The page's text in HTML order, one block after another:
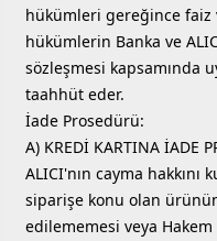
hükümleri gereğince
hükümlerin Banka ve
sözleşmesi kapsamında
taahhüt eder.
İade Prosedürü:
A) KREDİ KARTINA İADE
ALICI'nın cayma hakkını
siparişe konu olan
edilememesi veya